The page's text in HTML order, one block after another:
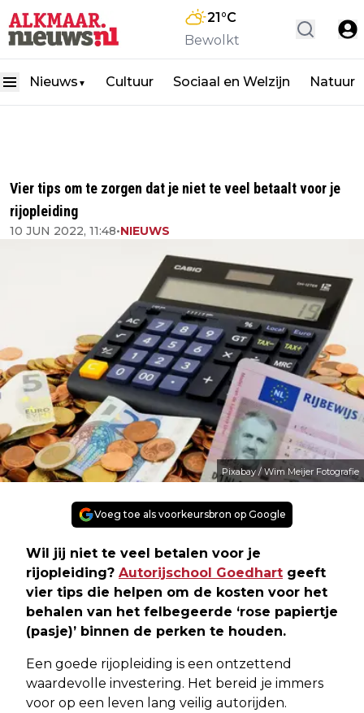
21°C
Bewolkt
Nieuws ▼ Cultuur Sociaal en Welzijn Natuur
Vier tips om te zorgen dat je niet te veel betaalt voor je
rijopleiding
10 JUN 2022, 11:48•NIEUWS
Pixabay / Wim Meijer Fotografie
Voeg toe als voorkeursbron op Google
Wil jij niet te veel betalen voor je
rijopleiding? Autorijschool Goedhart geeft
vier tips die helpen om de kosten voor het
behalen van het felbegeerde ‘rose papiertje
(pasje)’ binnen de perken te houden.
Een goede rijopleiding is een ontzettend
waardevolle investering. Het bereid je immers
voor op een leven lang veilig autorijden.